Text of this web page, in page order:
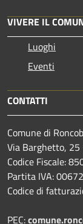
VIVERE IL
Luoghi
Eventi
CONTATTI
Comune di
Via Barghetto,
Codice Fiscale:
Partita IVA:
Codice di
PEC: